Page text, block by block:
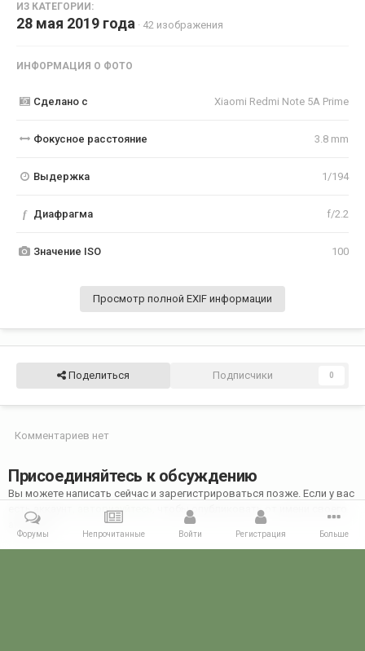
ИЗ КАТЕГОРИИ:
28 мая 2019 года · 42 изображения
ИНФОРМАЦИЯ О ФОТО
Сделано с Xiaomi Redmi Note 5A Prime
Фокусное расстояние 3.8 mm
Выдержка 1/194
f Диафрагма f/2.2
Значение ISO 100
Просмотр полной EXIF информации
Поделиться Подписчики 0
Комментариев нет
Присоединяйтесь к обсуждению
Вы можете написать сейчас и зарегистрироваться позже. Если у вас
есть аккаунт,
авторизуйтесь
, чтобы опубликовать от имени своего
аккаунта.
Форумы Непрочитанные Войти Регистрация Больше